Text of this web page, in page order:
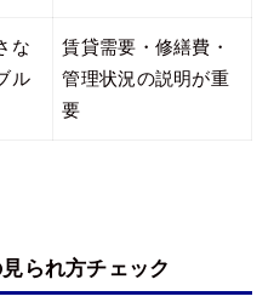
な
ル
賃貸需要・修繕費・
管理状況の説明が重
要
られ方チェック